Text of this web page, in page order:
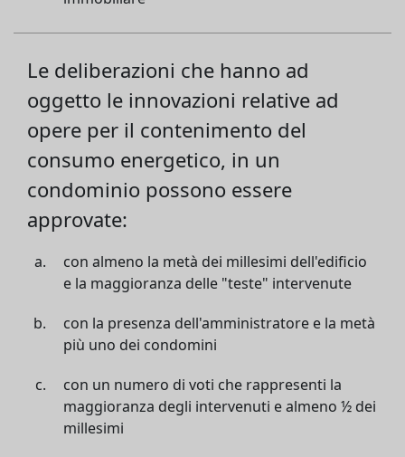
Le deliberazioni che hanno ad
oggetto le innovazioni relative ad
opere per il contenimento del
consumo energetico, in un
condominio possono essere
approvate:
con almeno la metà dei millesimi dell'edificio
e la maggioranza delle "teste" intervenute
con la presenza dell'amministratore e la metà
più uno dei condomini
con un numero di voti che rappresenti la
maggioranza degli intervenuti e almeno ½ dei
millesimi